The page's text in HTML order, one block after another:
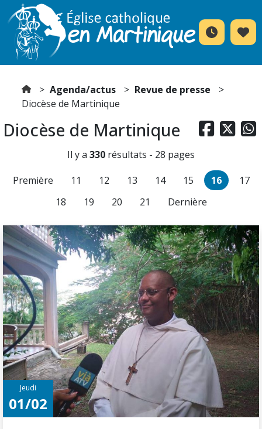
Agenda/actus
Revue de presse
Diocèse de Martinique
  
Diocèse de Martinique
Il y a 330 résultats - 28 pages
Première
11 12 13 14 15 16
17
18
19 20 21 Dernière
Jeudi
01/02